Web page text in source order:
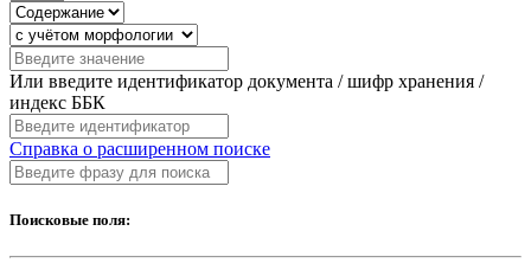
Или введите идентификатор документа / шифр хранения /
индекс ББК
Справка о расширенном поиске
Поисковые поля: